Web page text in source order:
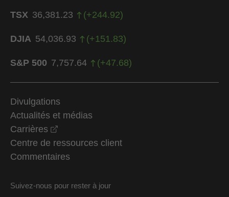
TSX 36,381.23 (+244.92)
DJIA 54,036.93 (+151.83)
S&P 500 7,757.64 (+47.68)
Divulgations
Actualités et médias
Carrières
Centre de ressources client
Commentaires
Suivez-nous pour rester à jour